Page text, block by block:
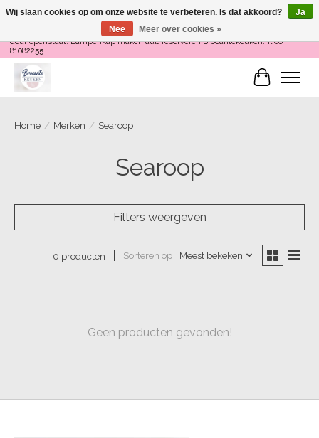
Loop binnen om Servies te Schilderen op do en zaterdag 12-16 uur of als de
deur openstaat! Lampenkap maken aub reserveren Brocantekeuken.nl 06
81082255
Home / Merken / Searoop
Searoop
Filters weergeven
0 producten Sorteren op Meest bekeken
Geen producten gevonden!
Wij slaan cookies op om onze website te verbeteren. Is dat akkoord?
Ja
Nee
Meer over cookies »